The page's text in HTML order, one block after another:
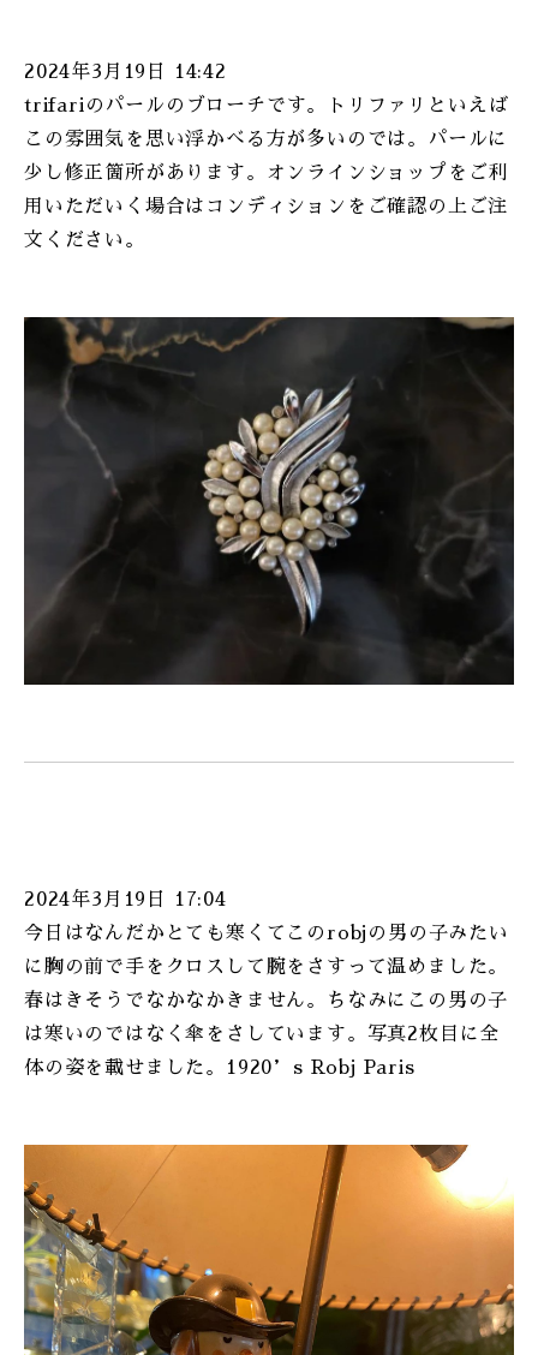
2024年3月19日 14:42
trifariのパールのブローチです。トリファリといえば
この雰囲気を思い浮かべる方が多いのでは。パールに
少し修正箇所があります。オンラインショップをご利
用いただいく場合はコンディションをご確認の上ご注
文ください。
2024年3月19日 17:04
今日はなんだかとても寒くてこのrobjの男の子みたい
に胸の前で手をクロスして腕をさすって温めました。
春はきそうでなかなかきません。ちなみにこの男の子
は寒いのではなく傘をさしています。写真2枚目に全
体の姿を載せました。1920’s Robj Paris